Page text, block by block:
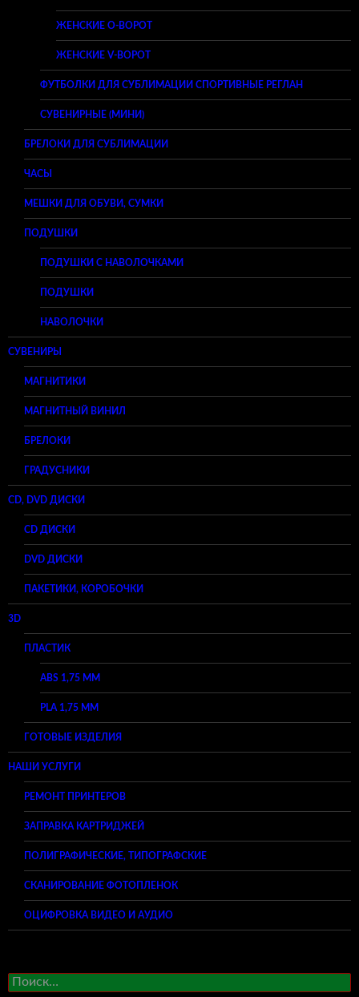
ЖЕНСКИЕ O-ВОРОТ
ЖЕНСКИЕ V-ВОРОТ
ФУТБОЛКИ ДЛЯ СУБЛИМАЦИИ СПОРТИВНЫЕ РЕГЛАН
СУВЕНИРНЫЕ (МИНИ)
БРЕЛОКИ ДЛЯ СУБЛИМАЦИИ
ЧАСЫ
МЕШКИ ДЛЯ ОБУВИ, СУМКИ
ПОДУШКИ
ПОДУШКИ С НАВОЛОЧКАМИ
ПОДУШКИ
НАВОЛОЧКИ
СУВЕНИРЫ
МАГНИТИКИ
МАГНИТНЫЙ ВИНИЛ
БРЕЛОКИ
ГРАДУСНИКИ
CD, DVD ДИСКИ
CD ДИСКИ
DVD ДИСКИ
ПАКЕТИКИ, КОРОБОЧКИ
3D
ПЛАСТИК
ABS 1,75 ММ
PLA 1,75 ММ
ГОТОВЫЕ ИЗДЕЛИЯ
НАШИ УСЛУГИ
РЕМОНТ ПРИНТЕРОВ
ЗАПРАВКА КАРТРИДЖЕЙ
ПОЛИГРАФИЧЕСКИЕ, ТИПОГРАФСКИЕ
СКАНИРОВАНИЕ ФОТОПЛЕНОК
ОЦИФРОВКА ВИДЕО И АУДИО
Найти: